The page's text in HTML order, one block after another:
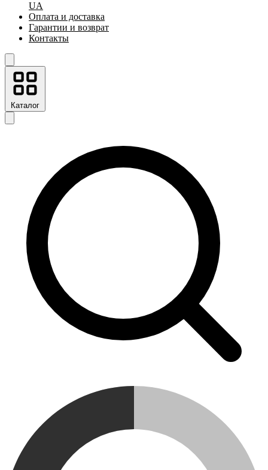
UA
Оплата и доставка
Гарантии и возврат
Контакты
Каталог